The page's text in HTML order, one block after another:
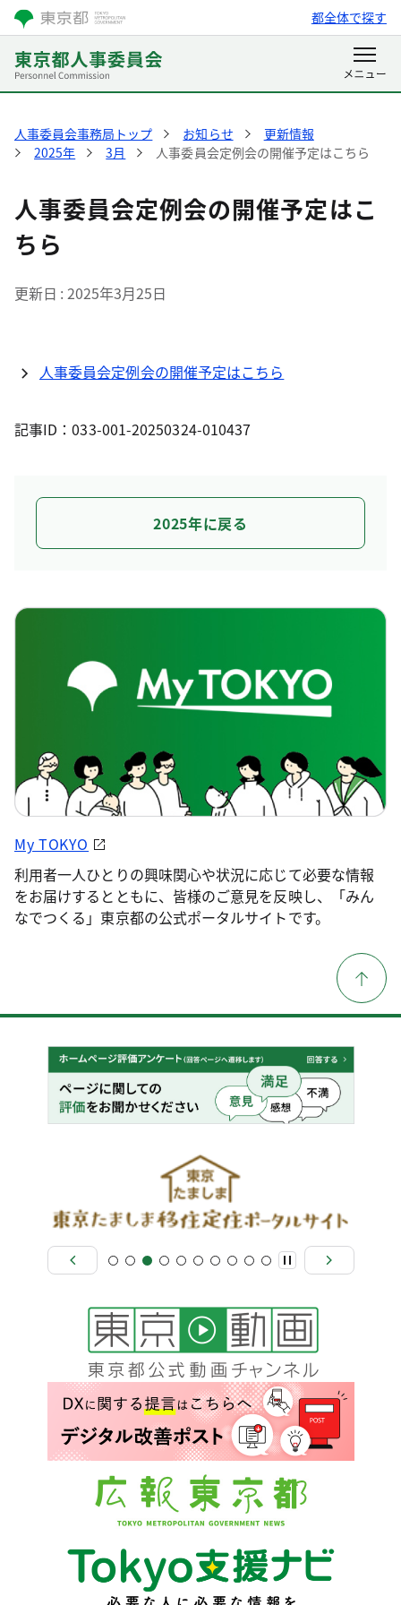
都全体で探す
人事委員会事務局トップ お知らせ
更新情報
2025年
3月 人事委員会定例会の開催予定はこちら
人事委員会定例会の開催予定はこ
ちら
更新日 2025年3月25日
人事委員会定例会の開催予定はこちら
記事ID：033-001-20250324-010437
2025年に戻る
My TOKYO
利用者一人ひとりの興味関心や状況に応じて必要な情報
をお届けするとともに、皆様のご意見を反映し、「みん
なでつくる」東京都の公式ポータルサイトです。